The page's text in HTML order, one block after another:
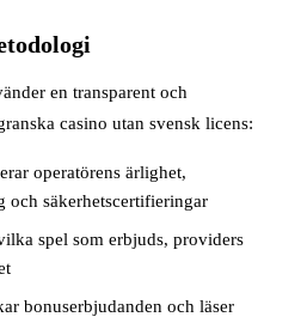
en transparent och
casino utan svensk licens:
operatörens ärlighet,
och säkerhetscertifieringar
spel som erbjuds, providers
bonuserbjudanden och läser